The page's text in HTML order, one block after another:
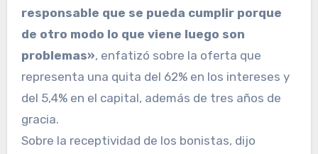
responsable que se pueda cumplir porque
de otro modo lo que viene luego son
problemas», enfatizó sobre la oferta que
representa una quita del 62% en los intereses y
del 5,4% en el capital, además de tres años de
gracia.
Sobre la receptividad de los bonistas, dijo